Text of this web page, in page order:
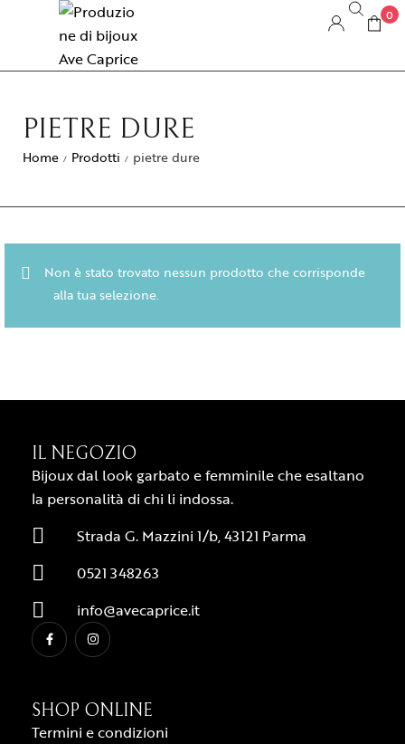
0
PIETRE DURE
Home / Prodotti / pietre dure
Non è stato trovato nessun prodotto che corrisponde
alla tua selezione.
IL NEGOZIO
Bijoux dal look garbato e femminile che esaltano
la personalità di chi li indossa.
Strada G. Mazzini 1/b, 43121 Parma
0521 348263
info@avecaprice.it
SHOP ONLINE
Termini e condizioni